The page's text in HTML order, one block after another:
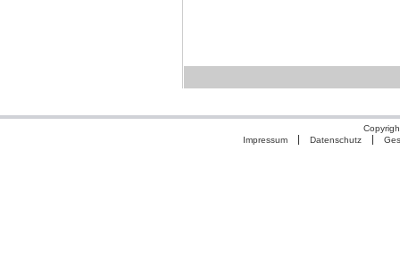
Impressum
Datenschutz